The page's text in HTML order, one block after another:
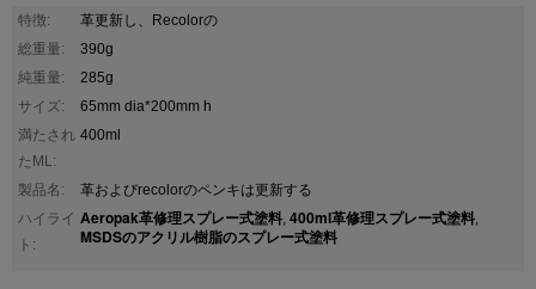
特徴:
革更新し、Recolorの
総重量:
390g
純重量:
285g
サイズ:
65mm dia*200mm h
満たされ
たML:
400ml
製品名:
革およびrecolorのペンキは更新する
ハイライ
ト:
Aeropak革修理スプレー式塗料, 400ml革修理スプレー式塗料,
MSDSのアクリル樹脂のスプレー式塗料